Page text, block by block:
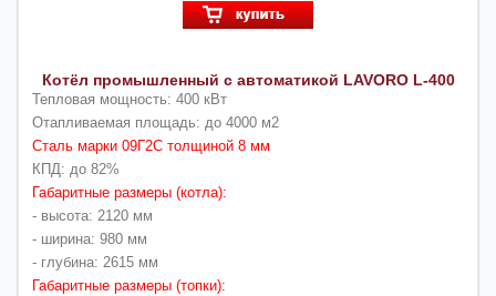
Котёл промышленный с автоматикой LAVORO L-400
Тепловая мощность: 400 кВт
Отапливаемая площадь: до 4000 м2
Сталь марки 09Г2С толщиной 8 мм
КПД: до 82%
Габаритные размеры (котла):
- высота: 2120 мм
- ширина: 980 мм
- глубина: 2615 мм
Габаритные размеры (топки):